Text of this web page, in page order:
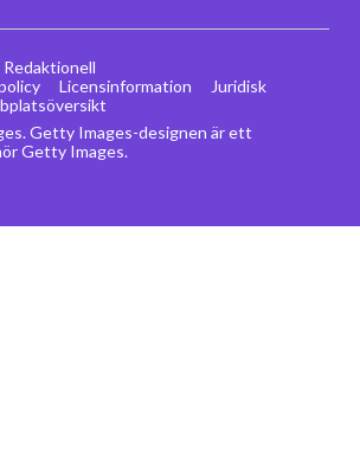
Getty Images-designen är ett
Getty Images.
Redaktionell
Licensinformation
Juridisk